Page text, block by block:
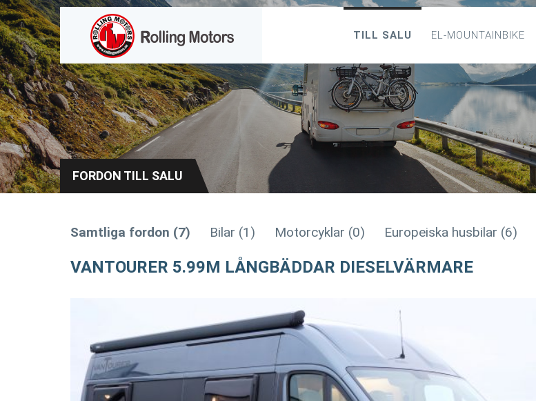
TILL SALU EL-MOUNTAINBIKE
FORDON TILL SALU
Samtliga fordon (7) Bilar (1) Motorcyklar (0) Europeiska husbilar (6)
VANTOURER 5.99M LÅNGBÄDDAR DIESELVÄRMARE